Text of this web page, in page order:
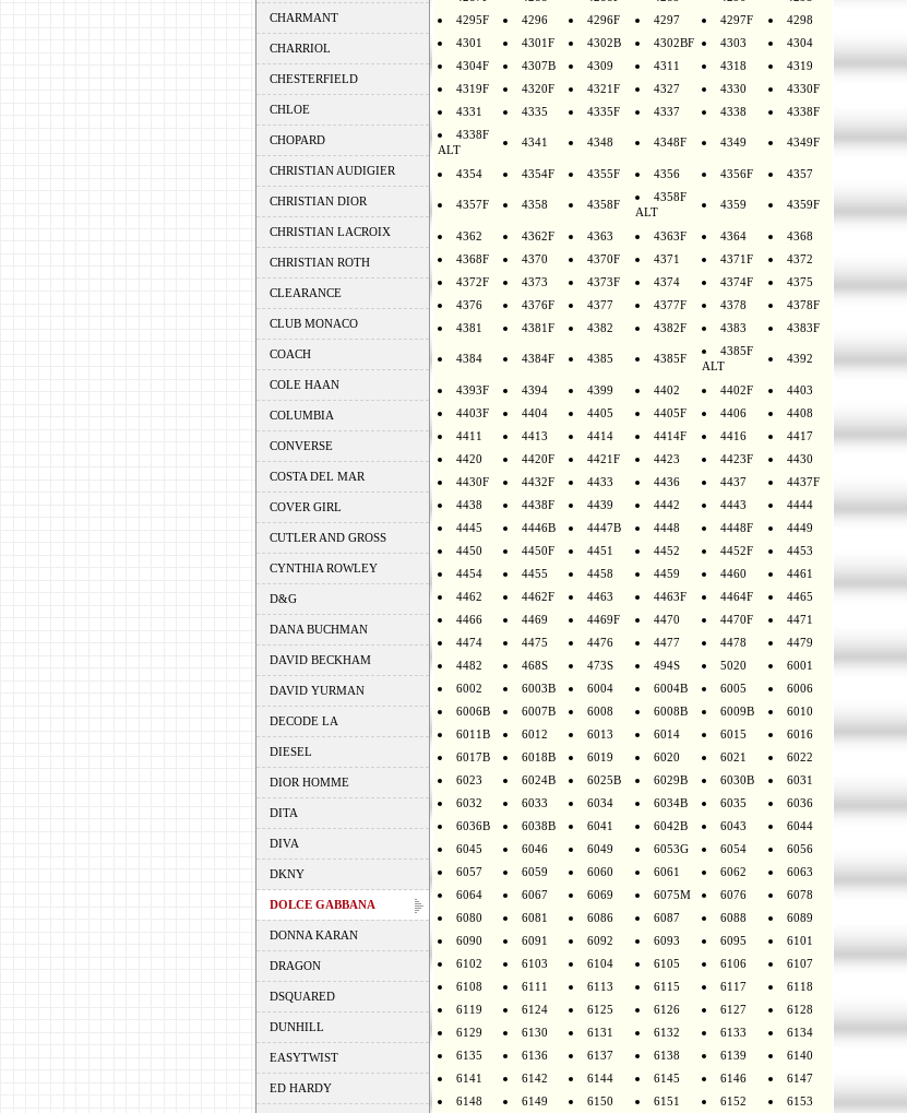
CHARMANT
CHARRIOL
CHESTERFIELD
CHLOE
CHOPARD
CHRISTIAN AUDIGIER
CHRISTIAN DIOR
CHRISTIAN LACROIX
CHRISTIAN ROTH
CLEARANCE
CLUB MONACO
COACH
COLE HAAN
COLUMBIA
CONVERSE
COSTA DEL MAR
COVER GIRL
CUTLER AND GROSS
CYNTHIA ROWLEY
D&G
DANA BUCHMAN
DAVID BECKHAM
DAVID YURMAN
DECODE LA
DIESEL
DIOR HOMME
DITA
DIVA
DKNY
DOLCE GABBANA
DONNA KARAN
DRAGON
DSQUARED
DUNHILL
EASYTWIST
ED HARDY
4295F
4296 4296F 4297 4297F
4298
4301
4301F 4302B 4302BF 4303
4304
4304F
4307B 4309 4311 4318
4319
4319F
4320F 4321F 4327 4330
4330F
4331
4335 4335F 4337 4338
4338F
4338F
ALT
4341 4348 4348F 4349 4349F
4354 4354F 4355F 4356 4356F 4357
4357F 4358 4358F
4358F
ALT
4359 4359F
4362 4362F 4363 4363F 4364
4368
4368F
4370 4370F 4371 4371F
4372
4372F
4373 4373F 4374 4374F
4375
4376
4376F 4377 4377F 4378
4378F
4381
4381F 4382 4382F 4383 4383F
4384 4384F 4385 4385F
4385F
ALT
4392
4393F 4394 4399 4402 4402F
4403
4403F
4404 4405 4405F 4406
4408
4411
4413 4414 4414F 4416
4417
4420
4420F 4421F 4423 4423F
4430
4430F
4432F 4433 4436 4437
4437F
4438
4438F 4439 4442 4443
4444
4445
4446B 4447B 4448 4448F
4449
4450
4450F 4451 4452 4452F
4453
4454
4455 4458 4459 4460
4461
4462
4462F 4463 4463F 4464F
4465
4466
4469 4469F 4470 4470F
4471
4474
4475 4476 4477 4478
4479
4482
468S 473S 494S 5020
6001
6002
6003B 6004 6004B 6005
6006
6006B
6007B 6008 6008B 6009B
6010
6011B
6012 6013 6014 6015
6016
6017B
6018B 6019 6020 6021
6022
6023
6024B 6025B 6029B 6030B
6031
6032
6033 6034 6034B 6035
6036
6036B
6038B 6041 6042B 6043
6044
6045
6046 6049 6053G 6054
6056
6057
6059 6060 6061 6062
6063
6064
6067 6069 6075M 6076
6078
6080
6081 6086 6087 6088
6089
6090
6091 6092 6093 6095
6101
6102
6103 6104 6105 6106
6107
6108
6111 6113 6115 6117
6118
6119
6124 6125 6126 6127
6128
6129
6130 6131 6132 6133
6134
6135
6136 6137 6138 6139
6140
6141
6142 6144 6145 6146
6147
6148
6149 6150 6151 6152
6153